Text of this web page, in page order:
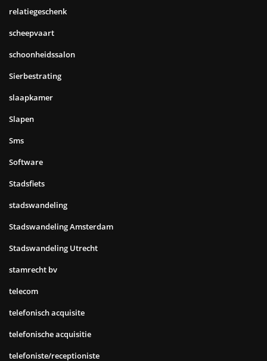
relatiegeschenk
scheepvaart
schoonheidssalon
Sierbestrating
slaapkamer
Slapen
Sms
Software
Stadsfiets
stadswandeling
Stadswandeling Amsterdam
Stadswandeling Utrecht
stamrecht bv
telecom
telefonisch acquisite
telefonische acquisitie
telefoniste/receptioniste